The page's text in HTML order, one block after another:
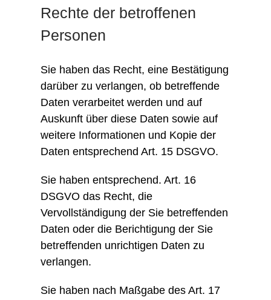
Rechte der betroffenen
Personen
Sie haben das Recht, eine Bestätigung
darüber zu verlangen, ob betreffende
Daten verarbeitet werden und auf
Auskunft über diese Daten sowie auf
weitere Informationen und Kopie der
Daten entsprechend Art. 15 DSGVO.
Sie haben entsprechend. Art. 16
DSGVO das Recht, die
Vervollständigung der Sie betreffenden
Daten oder die Berichtigung der Sie
betreffenden unrichtigen Daten zu
verlangen.
Sie haben nach Maßgabe des Art. 17